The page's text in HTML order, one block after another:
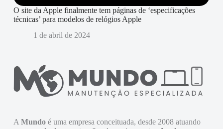
O site da Apple finalmente tem páginas de ‘especificações
técnicas’ para modelos de relógios Apple
1 de abril de 2024
A Mundoé uma empresa conceituada, desde 2008 atuando